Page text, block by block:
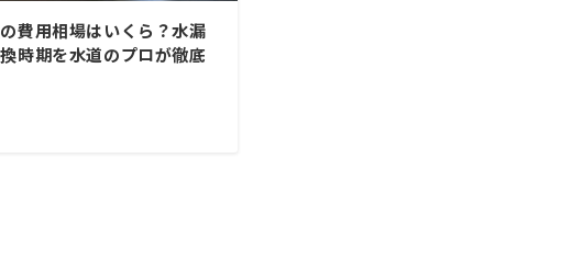
費用相場はいくら？水漏
時期を水道のプロが徹底